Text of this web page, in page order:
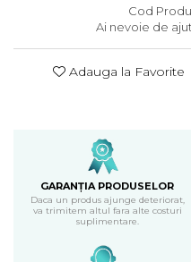
Cod
Ai nevoie de
Adauga la Favorite
GARANȚIA PRODUSELOR
Daca un produs ajunge deteriorat,
va trimitem altul fara alte costuri
suplimentare.